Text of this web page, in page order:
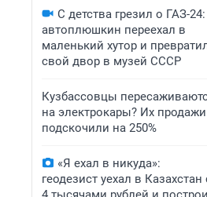
С детства грезил о ГАЗ-24:
автоплюшкин переехал в
маленький хутор и
свой двор в музей СССР
Кузбассовцы
на электрокары? Их продажи
подскочили на 250%
«Я ехал в никуда»:
геодезист уехал в Казахстан